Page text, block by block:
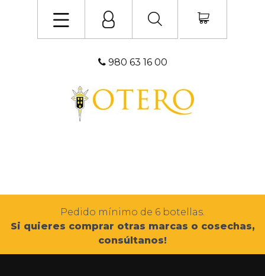
980 63 16 00
Pedido mínimo de 6 botellas.
Si quieres comprar otras marcas o cosechas,
consúltanos!